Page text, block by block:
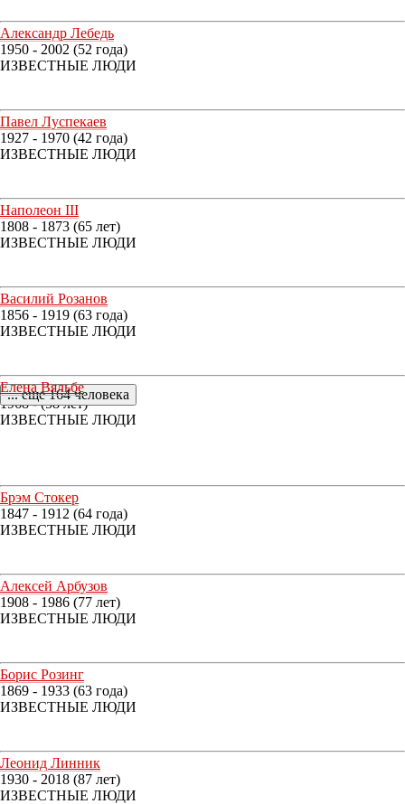
Александр Лебедь
1950 - 2002 (52 года)
ИЗВЕСТНЫЕ ЛЮДИ
Павел Луспекаев
1927 - 1970 (42 года)
ИЗВЕСТНЫЕ ЛЮДИ
Наполеон III
1808 - 1873 (65 лет)
ИЗВЕСТНЫЕ ЛЮДИ
Василий Розанов
1856 - 1919 (63 года)
ИЗВЕСТНЫЕ ЛЮДИ
Елена Вяльбе
1968 - (58 лет)
ИЗВЕСТНЫЕ ЛЮДИ
... еще 164 человека
Брэм Стокер
1847 - 1912 (64 года)
ИЗВЕСТНЫЕ ЛЮДИ
Алексей Арбузов
1908 - 1986 (77 лет)
ИЗВЕСТНЫЕ ЛЮДИ
Борис Розинг
1869 - 1933 (63 года)
ИЗВЕСТНЫЕ ЛЮДИ
Леонид Линник
1930 - 2018 (87 лет)
ИЗВЕСТНЫЕ ЛЮДИ